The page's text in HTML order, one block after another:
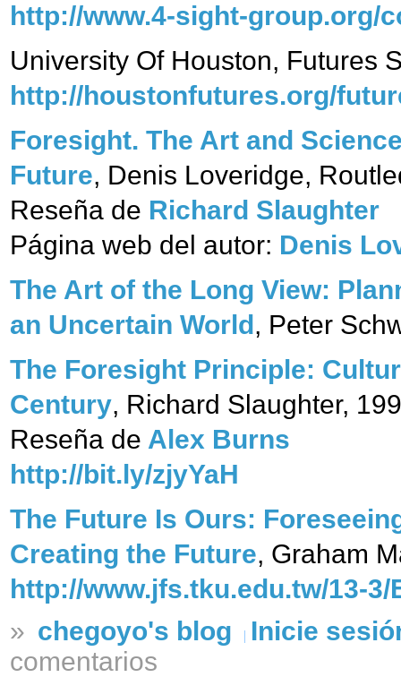
http://www.4-sight-group.org/
University Of Houston, Futures
http://houstonfutures.org/
Foresight. The Art and
Future, Denis Loveridge,
Reseña de Richard Slaughter
Página web del autor: Denis
The Art of the Long View:
an Uncertain World, Peter
The Foresight Principle:
Century, Richard Slaughter,
Reseña de Alex Burns
http://bit.ly/zjyYaH
The Future Is Ours:
Creating the Future, Graham
http://www.jfs.tku.edu.tw/13-3/
» chegoyo's blog
Inicie
comentarios